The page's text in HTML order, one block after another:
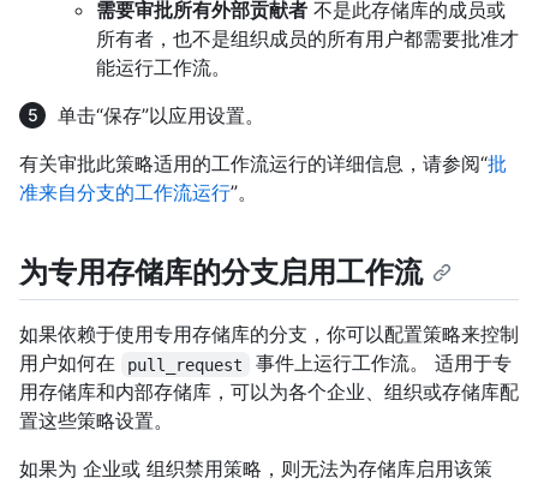
需要审批所有外部贡献者 不是此存储库的成员或
所有者，也不是组织成员的所有用户都需要批准才
能运行工作流。
单击“保存”以应用设置。
有关审批此策略适用的工作流运行的详细信息，请参阅“批
准来自分支的工作流运行”。
为专用存储库的分支启用工作流
如果依赖于使用专用存储库的分支，你可以配置策略来控制
用户如何在
pull_request
事件上运行工作流。 适用于专
用存储库和内部存储库，可以为各个企业、组织或存储库配
置这些策略设置。
如果为 企业或 组织禁用策略，则无法为存储库启用该策